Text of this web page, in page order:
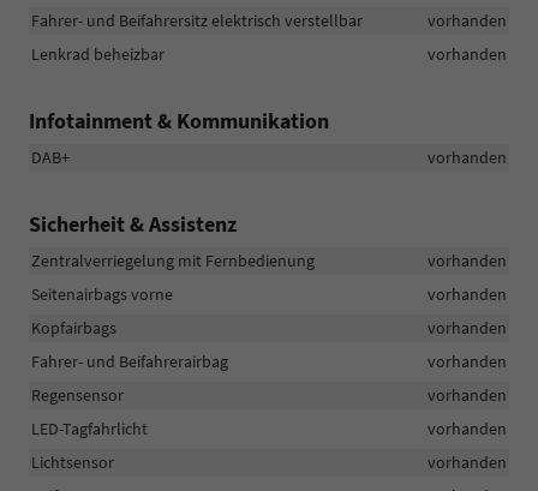
Fahrer- und Beifahrersitz elektrisch verstellbar
vorhanden
Lenkrad beheizbar
vorhanden
Infotainment & Kommunikation
DAB+ vorhanden
Sicherheit & Assistenz
Zentralverriegelung mit Fernbedienung
vorhanden
Seitenairbags vorne
vorhanden
Kopfairbags
vorhanden
Fahrer- und Beifahrerairbag
vorhanden
Regensensor
vorhanden
LED-Tagfahrlicht
vorhanden
Lichtsensor
vorhanden